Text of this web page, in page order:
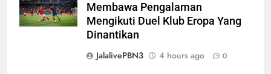
Membawa Pengalaman
Mengikuti Duel Klub Eropa Yang
Dinantikan
JalalivePBN3
4 hours ago 0